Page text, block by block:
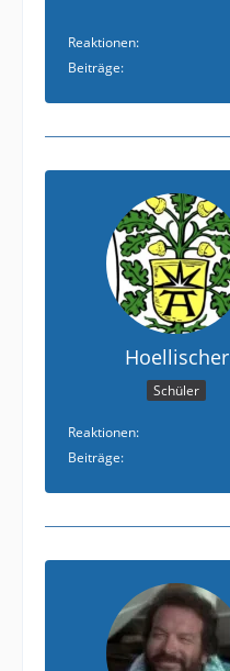
Reaktionen
Beiträge
Hoellischer
Schüler
Reaktionen
Beiträge